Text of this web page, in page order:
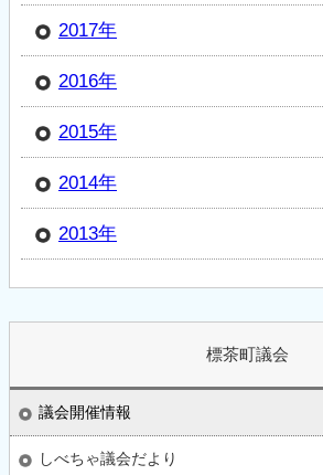
2017年
2016年
2015年
2014年
2013年
標茶町議会
議会開催情報
しべちゃ議会だより